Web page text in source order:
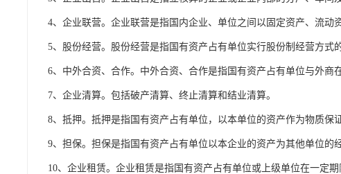
4、企业联营。企业联营是指国内企业、单位之间以固定资产、流动
5、股份经营。股份经营是指国有资产占有单位实行股份制经营方式
6、中外合资、合作。中外合资、合作是指国有资产占有单位与外商
7、企业清算。包括破产清算、终止清算和结业清算。
8、抵押。抵押是指国有资产占有单位，以本单位的资产作为物质保
9、担保。担保是指国有资产占有单位以本企业的资产为其他单位的
10、企业租赁。企业租赁是指国有资产占有单位或上级单位在一定